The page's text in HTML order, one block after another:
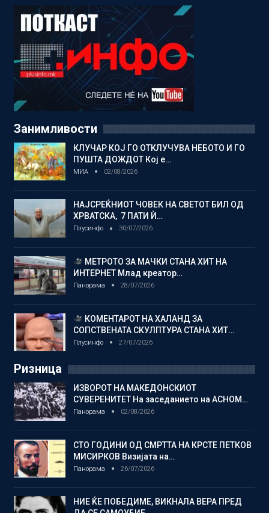
Занимливости
КЛУЧАР КОЈ ГО ОТКЛУЧУВА НЕБОТО И ГО
ПУШТА ДОЖДОТ Кој е…
МИА 02/08/2026
НАЈСРЕЌНИОТ ЧОВЕК НА СВЕТОТ БИЛ ОД
ХРВАТСКА, 7 ПАТИ Ѝ…
Плусинфо 30/07/2026
МЕТРОТО ЗА МАЧКИ СТАНА ХИТ НА
ИНТЕРНЕТ Млад креатор…
Панорама 28/07/2026
КОМЕНТАРОТ НА ХАЛАНД ЗА
СОПСТВЕНАТА СКУЛПТУРА СТАНА ХИТ…
Плусинфо 27/07/2026
Ризница
ИЗВОРОТ НА МАКЕДОНСКИОТ
СУВЕРЕНИТЕТ На заседанието на АСНОМ…
Панорама 02/08/2026
СТО ГОДИНИ ОД СМРТТА НА КРСТЕ ПЕТКОВ
МИСИРКОВ Визијата на…
Панорама 26/07/2026
НИЕ ЌЕ ПОБЕДИМЕ, ВИКНАЛА ВЕРА ПРЕД